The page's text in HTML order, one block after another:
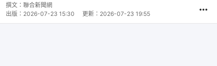
撰文： 聯合新聞網
出版： 2026-07-23 15:30 更新： 2026-07-23 19:55